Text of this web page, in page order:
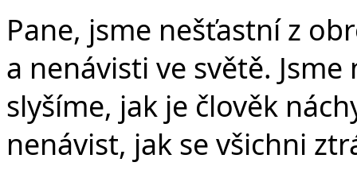
Pane, jsme nešťastní z
a nenávisti ve světě.
slyšíme, jak je člověk
nenávist, jak se všichni